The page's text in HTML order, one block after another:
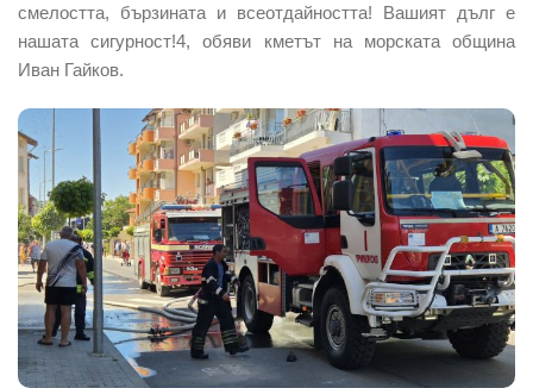
смелостта, бързината и всеотдайността! Вашият дълг е
нашата сигурност!4, обяви кметът на морската община
Иван Гайков.